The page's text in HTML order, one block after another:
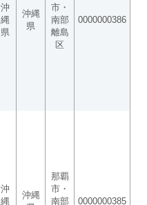
沖
縄
県
沖縄
県
市・
南部
離島
区
0000000386
沖
縄
沖縄
那覇
市・
南部
0000000385